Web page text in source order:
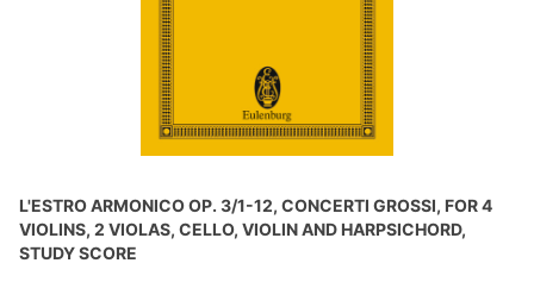
L'ESTRO ARMONICO OP. 3/1-12, CONCERTI GROSSI, FOR 4
VIOLINS, 2 VIOLAS, CELLO, VIOLIN AND HARPSICHORD,
STUDY SCORE